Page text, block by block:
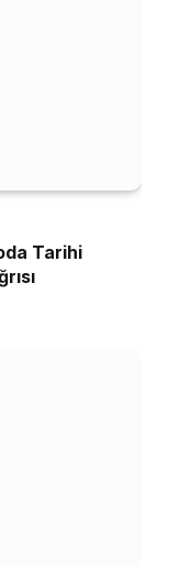
Tarihi